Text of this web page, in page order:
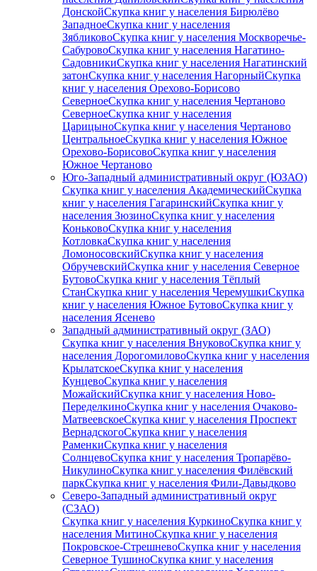
ДонскойСкупка книг у населения Бирюлёво
ЗападноеСкупка книг у населения
ЗябликовоСкупка книг у населения Москворечье-
СабуровоСкупка книг у населения Нагатино-
СадовникиСкупка книг у населения Нагатинский
затонСкупка книг у населения НагорныйСкупка
книг у населения Орехово-Борисово
СеверноеСкупка книг у населения Чертаново
СеверноеСкупка книг у населения
ЦарицыноСкупка книг у населения Чертаново
ЦентральноеСкупка книг у населения Южное
Орехово-БорисовоСкупка книг у населения
Южное Чертаново
Юго-Западный административный округ (ЮЗАО)
Скупка книг у населения АкадемическийСкупка
книг у населения ГагаринскийСкупка книг у
населения ЗюзиноСкупка книг у населения
КоньковоСкупка книг у населения
КотловкаСкупка книг у населения
ЛомоносовскийСкупка книг у населения
ОбручевскийСкупка книг у населения Северное
БутовоСкупка книг у населения Тёплый
СтанСкупка книг у населения ЧеремушкиСкупка
книг у населения Южное БутовоСкупка книг у
населения Ясенево
Западный административный округ (ЗАО)
Скупка книг у населения ВнуковоСкупка книг у
населения ДорогомиловоСкупка книг у населения
КрылатскоеСкупка книг у населения
КунцевоСкупка книг у населения
МожайскийСкупка книг у населения Ново-
ПеределкиноСкупка книг у населения Очаково-
МатвеевскоеСкупка книг у населения Проспект
ВернадскогоСкупка книг у населения
РаменкиСкупка книг у населения
СолнцевоСкупка книг у населения Тропарёво-
НикулиноСкупка книг у населения Филёвский
паркСкупка книг у населения Фили-Давыдково
Северо-Западный административный округ
(СЗАО)
Скупка книг у населения КуркиноСкупка книг у
населения МитиноСкупка книг у населения
Покровское-СтрешневоСкупка книг у населения
Северное ТушиноСкупка книг у населения